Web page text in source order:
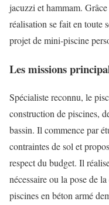
jacuzzi et hammam.
réalisation se fait en toute
projet de mini-piscine
Les missions
Spécialiste reconnu, le
construction de piscines,
bassin. Il commence par
contraintes de sol et
respect du budget. Il
nécessaire ou la pose de
piscines en béton armé